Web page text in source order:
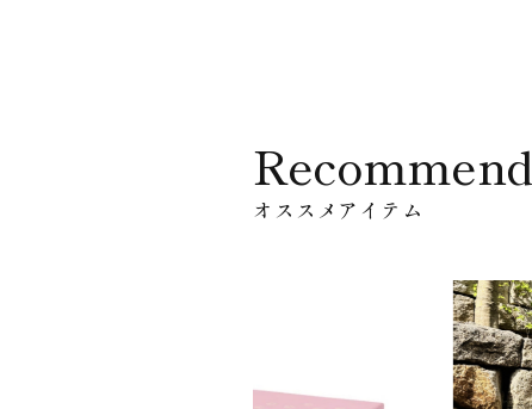
Recommend
オススメアイテム